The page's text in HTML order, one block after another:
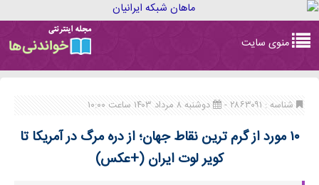
navigation
منوی سایت
شناسه : ۲۸۶۳۰۹۱ - دوشنبه ۸ مرداد ۱۴۰۳ ساعت ۱۰:۰۰
۱۰ مورد از گرم ترین نقاط جهان؛ از دره مرگ در آمریکا تا
کویر لوت ایران (+عکس)